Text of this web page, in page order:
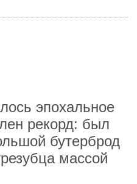
эпохальное
рекорд: был
бутерброд
массой